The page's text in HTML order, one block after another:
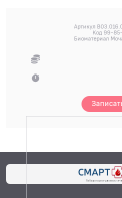
Артикул
Код 99-
Биоматериал